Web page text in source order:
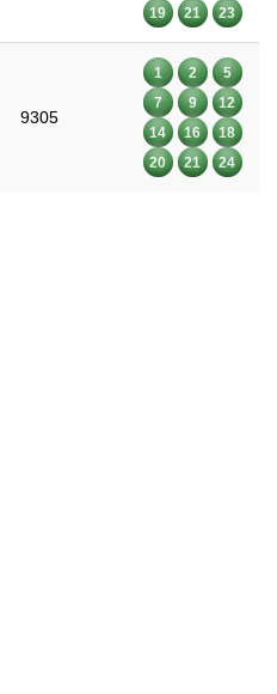
19
21 23
9305
1 2
5
7
9
12
14
16
18
20
21 24